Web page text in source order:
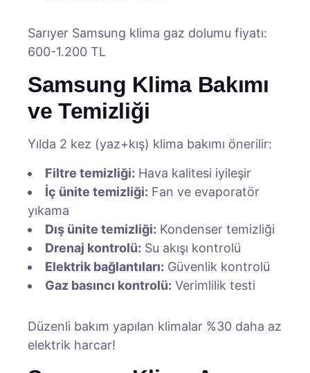
Sarıyer Samsung klima gaz dolumu fiyatı:
600-1.200 TL
Samsung Klima Bakımı
ve Temizliği
Yılda 2 kez (yaz+kış) klima bakımı önerilir:
Filtre temizliği: Hava kalitesi iyileşir
İç ünite temizliği: Fan ve evaporatör
yıkama
Dış ünite temizliği: Kondenser temizliği
Drenaj kontrolü: Su akışı kontrolü
Elektrik bağlantıları: Güvenlik kontrolü
Gaz basıncı kontrolü: Verimlilik testi
Düzenli bakım yapılan klimalar %30 daha az
elektrik harcar!